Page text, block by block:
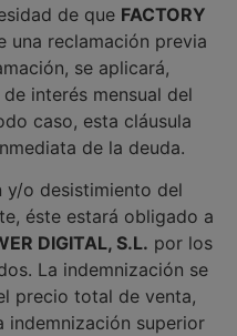
de que FACTORY
una reclamación previa
se aplicará,
interés mensual del
caso, esta cláusula
de la deuda.
y/o desistimiento del
éste estará obligado a
DIGITAL, S.L. por los
La indemnización se
precio total de venta,
indemnización superior